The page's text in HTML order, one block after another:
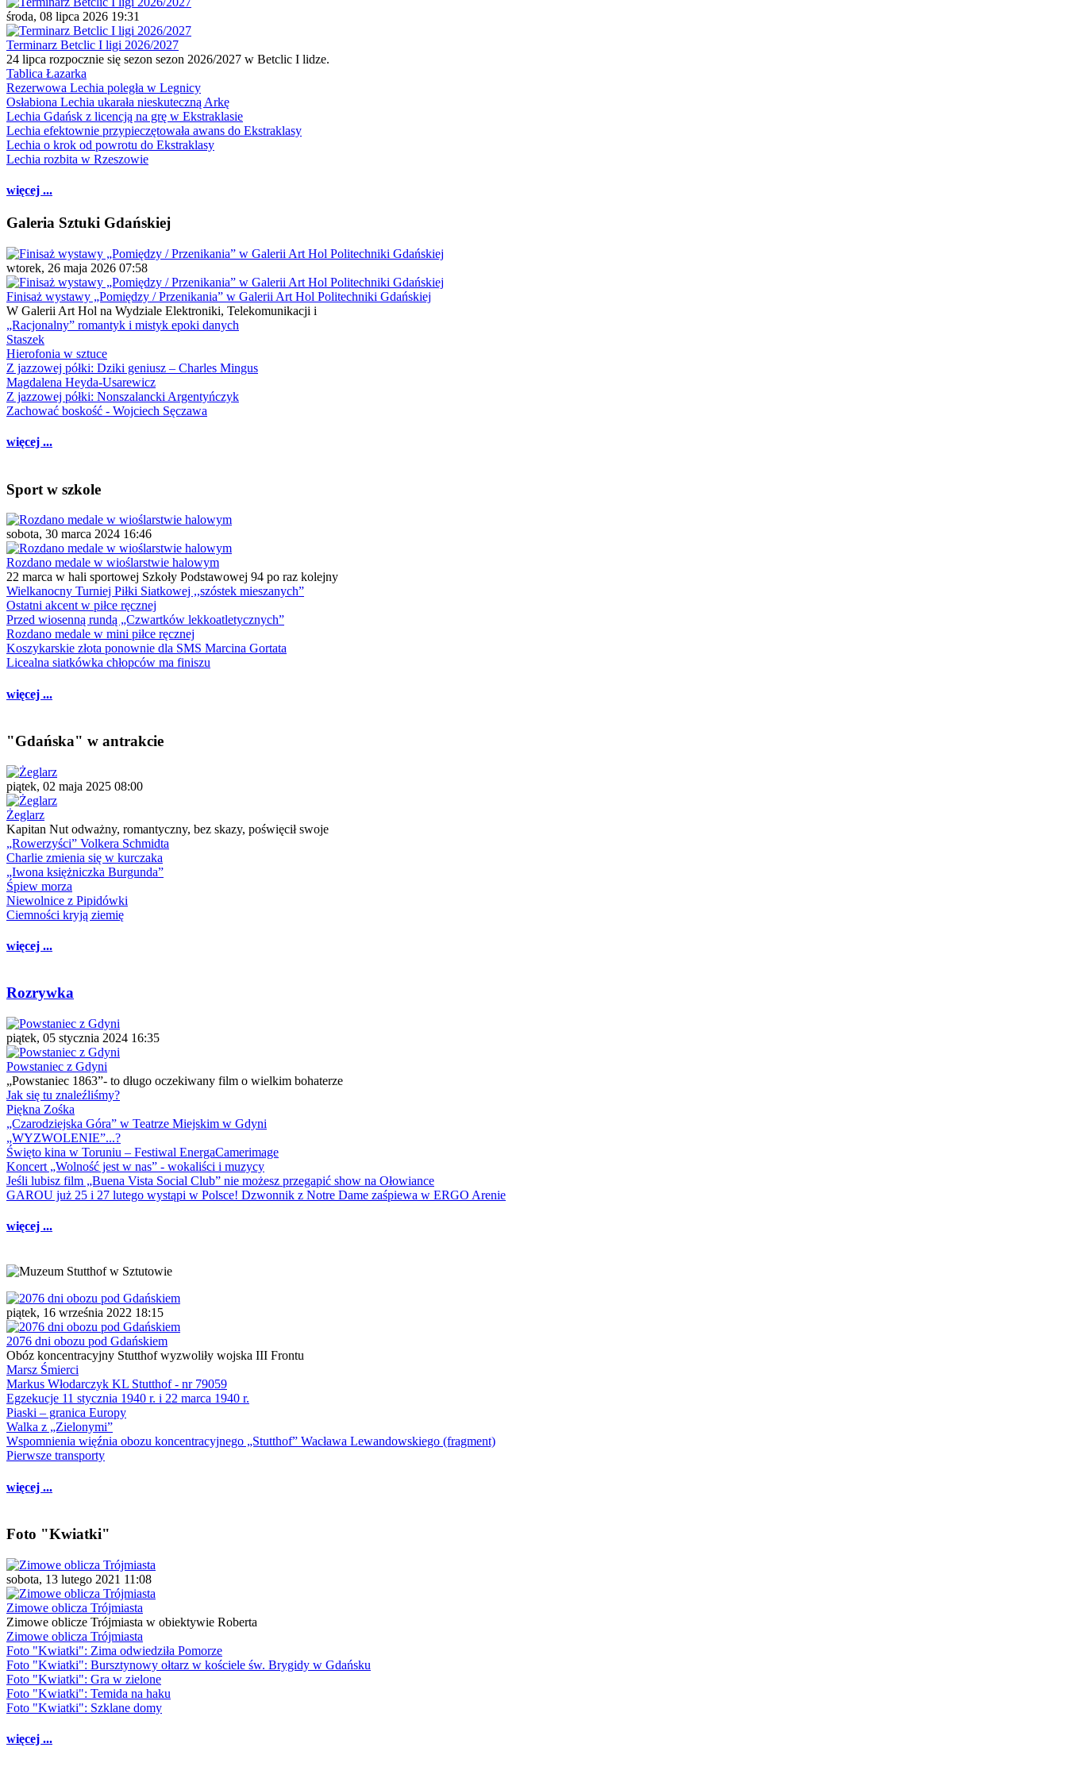
środa, 08 lipca 2026 19:31
Terminarz Betclic I ligi 2026/2027
24 lipca rozpocznie się sezon sezon 2026/2027 w Betclic I lidze.
Tablica Łazarka
Rezerwowa Lechia poległa w Legnicy
Osłabiona Lechia ukarała nieskuteczną Arkę
Lechia Gdańsk z licencją na grę w Ekstraklasie
Lechia efektownie przypieczętowała awans do Ekstraklasy
Lechia o krok od powrotu do Ekstraklasy
Lechia rozbita w Rzeszowie
więcej ...
Galeria Sztuki Gdańskiej
wtorek, 26 maja 2026 07:58
Finisaż wystawy „Pomiędzy / Przenikania” w Galerii Art Hol Politechniki Gdańskiej
W Galerii Art Hol na Wydziale Elektroniki, Telekomunikacji i
„Racjonalny” romantyk i mistyk epoki danych
Staszek
Hierofonia w sztuce
Z jazzowej półki: Dziki geniusz – Charles Mingus
Magdalena Heyda-Usarewicz
Z jazzowej półki: Nonszalancki Argentyńczyk
Zachować boskość - Wojciech Sęczawa
więcej ...
Sport w szkole
sobota, 30 marca 2024 16:46
Rozdano medale w wioślarstwie halowym
22 marca w hali sportowej Szkoły Podstawowej 94 po raz kolejny
Wielkanocny Turniej Piłki Siatkowej ,,szóstek mieszanych”
Ostatni akcent w piłce ręcznej
Przed wiosenną rundą „Czwartków lekkoatletycznych”
Rozdano medale w mini piłce ręcznej
Koszykarskie złota ponownie dla SMS Marcina Gortata
Licealna siatkówka chłopców ma finiszu
więcej ...
"Gdańska" w antrakcie
piątek, 02 maja 2025 08:00
Żeglarz
Kapitan Nut odważny, romantyczny, bez skazy, poświęcił swoje
„Rowerzyści” Volkera Schmidta
Charlie zmienia się w kurczaka
„Iwona księżniczka Burgunda”
Śpiew morza
Niewolnice z Pipidówki
Ciemności kryją ziemię
więcej ...
Rozrywka
piątek, 05 stycznia 2024 16:35
Powstaniec z Gdyni
„Powstaniec 1863”- to długo oczekiwany film o wielkim bohaterze
Jak się tu znaleźliśmy?
Piękna Zośka
„Czarodziejska Góra” w Teatrze Miejskim w Gdyni
„WYZWOLENIE”...?
Święto kina w Toruniu – Festiwal EnergaCamerimage
Koncert „Wolność jest w nas” - wokaliści i muzycy
Jeśli lubisz film „Buena Vista Social Club” nie możesz przegapić show na Ołowiance
GAROU już 25 i 27 lutego wystąpi w Polsce! Dzwonnik z Notre Dame zaśpiewa w ERGO Arenie
więcej ...
piątek, 16 września 2022 18:15
2076 dni obozu pod Gdańskiem
Obóz koncentracyjny Stutthof wyzwoliły wojska III Frontu
Marsz Śmierci
Markus Włodarczyk KL Stutthof - nr 79059
Egzekucje 11 stycznia 1940 r. i 22 marca 1940 r.
Piaski – granica Europy
Walka z „Zielonymi”
Wspomnienia więźnia obozu koncentracyjnego „Stutthof” Wacława Lewandowskiego (fragment)
Pierwsze transporty
więcej ...
Foto "Kwiatki"
sobota, 13 lutego 2021 11:08
Zimowe oblicza Trójmiasta
Zimowe oblicze Trójmiasta w obiektywie Roberta
Zimowe oblicza Trójmiasta
Foto "Kwiatki": Zima odwiedziła Pomorze
Foto "Kwiatki": Bursztynowy ołtarz w kościele św. Brygidy w Gdańsku
Foto "Kwiatki": Gra w zielone
Foto "Kwiatki": Temida na haku
Foto "Kwiatki": Szklane domy
więcej ...